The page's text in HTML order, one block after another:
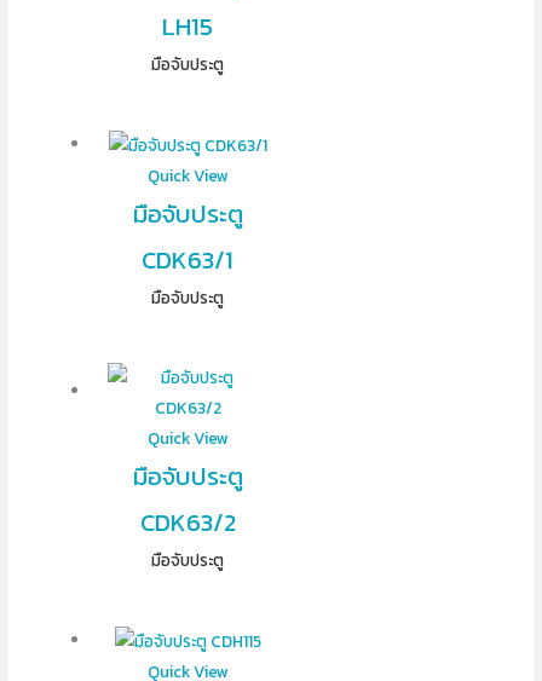
LH15
มือจับประตู
Quick View
มือจับประตู
CDK63/1
มือจับประตู
Quick View
มือจับประตู
CDK63/2
มือจับประตู
Quick View